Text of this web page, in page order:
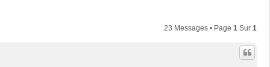
23 Messages • Page 1 Sur 1